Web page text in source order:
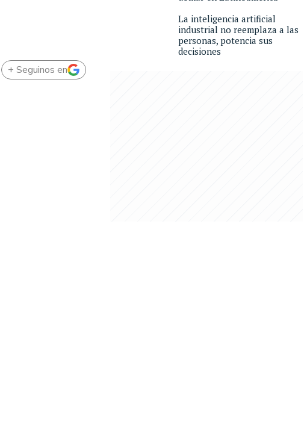
+ Seguinos en
La inteligencia artificial
industrial no reemplaza a las
personas, potencia sus
decisiones